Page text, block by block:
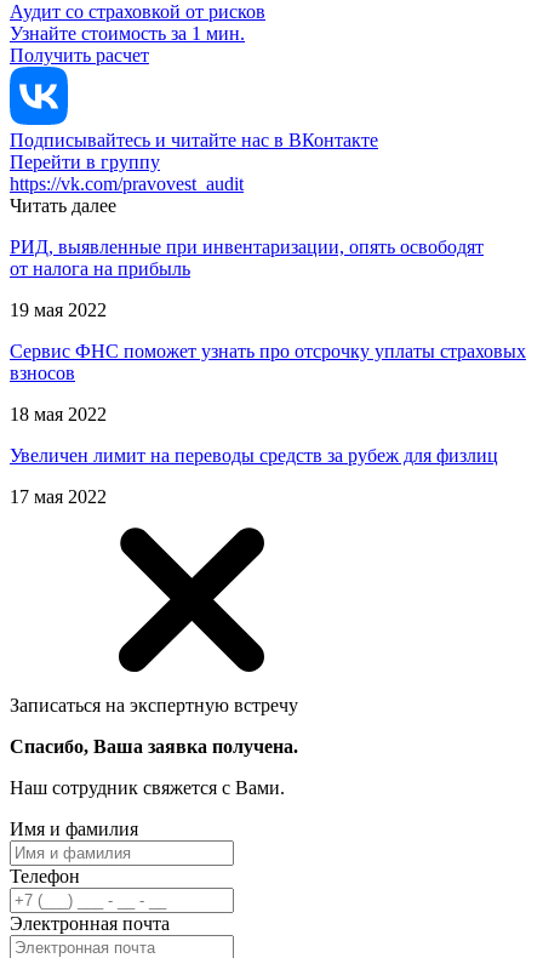
Аудит со страховкой от рисков
Узнайте стоимость за 1 мин.
Получить расчет
Подписывайтесь и читайте нас в ВКонтакте
Перейти в группу
https://vk.com/pravovest_audit
Читать далее
РИД, выявленные при инвентаризации, опять освободят
от налога на прибыль
19 мая 2022
Сервис ФНС поможет узнать про отсрочку уплаты страховых
взносов
18 мая 2022
Увеличен лимит на переводы средств за рубеж для физлиц
17 мая 2022
Записаться на экспертную встречу
Спасибо, Ваша заявка получена.
Наш сотрудник свяжется с Вами.
Имя и фамилия
Телефон
Электронная почта